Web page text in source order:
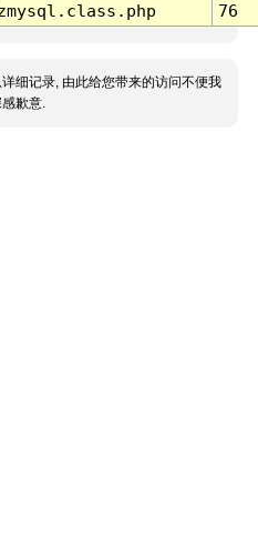
76
细记录, 由此给您带来的访问不便我
歉意.